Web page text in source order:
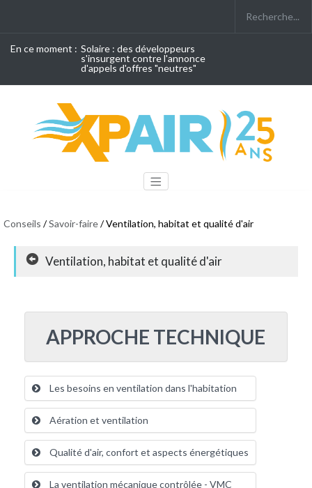
En ce moment : Solaire : des développeurs
s'insurgent contre l'annonce
d'appels d'offres "neutres"
Conseils /Savoir-faire/ Ventilation, habitat et qualité d'air
Ventilation, habitat et qualité d'air
APPROCHE TECHNIQUE
Les besoins en ventilation dans l'habitation
Aération et ventilation
Qualité d'air, confort et aspects énergétiques
La ventilation mécanique contrôlée - VMC